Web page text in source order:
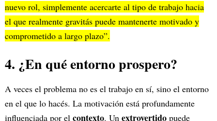
nuevo rol, simplemente acercarte al tipo de trabajo hacia
el que realmente gravitás puede mantenerte motivado y
comprometido a largo plazo”.
4. ¿En qué entorno prospero?
A veces el problema no es el trabajo en sí, sino el entorno
en el que lo hacés. La motivación está profundamente
influenciada por el contexto. Un extrovertido puede